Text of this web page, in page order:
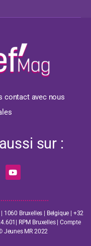
contact avec nous
aussi sur :
1060 Bruxelles | Belgique | +32
RPM Bruxelles | Compte
Jeunes MR 2022